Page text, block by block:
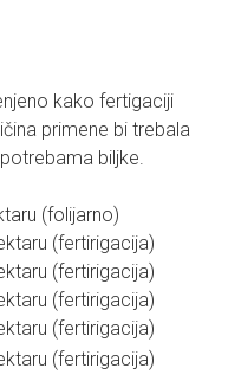
kako fertigaciji
primene bi trebala
biljke.
(folijarno)
(fertirigacija)
(fertirigacija)
(fertirigacija)
(fertirigacija)
(fertirigacija)